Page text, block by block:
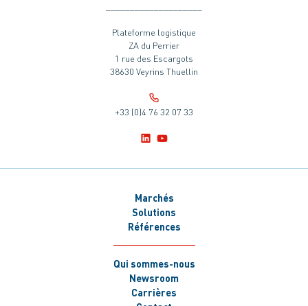
Plateforme logistique
ZA du Perrier
1 rue des Escargots
38630 Veyrins Thuellin
+33 (0)4 76 32 07 33
Marchés
Solutions
Références
Qui sommes-nous
Newsroom
Carrières